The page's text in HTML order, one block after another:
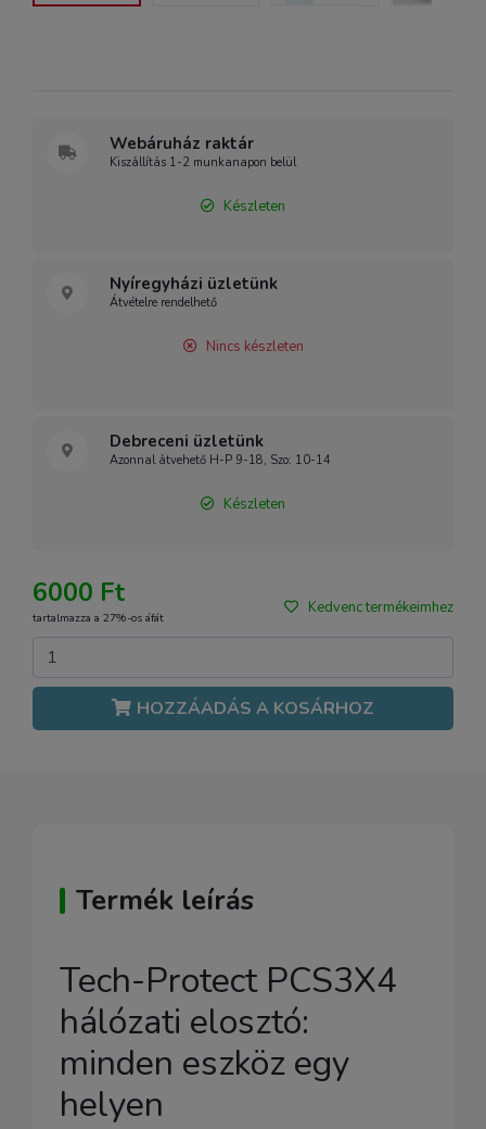
Webáruház raktár
Kiszállítás 1-2 munkanapon belül
Készleten
Nyíregyházi üzletünk
Átvételre rendelhető
Nincs készleten
Debreceni üzletünk
Azonnal átvehető H-P 9-18, Szo: 10-14
Készleten
6000 Ft
tartalmazza a 27%-os áfát
Kedvenc termékeimhez
HOZZÁADÁS A KOSÁRHOZ
Termék leírás
Tech-Protect PCS3X4
hálózati elosztó:
minden eszköz egy
helyen